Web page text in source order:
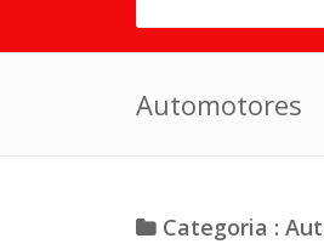
Automotores
Categoria :